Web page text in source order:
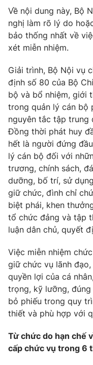
Về nội dung này, Bộ
nghị làm rõ lý do
bảo thống nhất về
xét miễn nhiệm.
Giải trình, Bộ Nội vụ
định số 80 của Bộ
bộ và bổ nhiệm, giới
trong quản lý cán bộ
nguyên tắc tập trung
Đồng thời phát huy
hết là người đứng
lý cán bộ đối với
trương, chính sách,
dưỡng, bố trí, sử
giữ chức, đình chỉ
biệt phái, khen
tổ chức đảng và tập
luận dân chủ, quyết
Việc miễn nhiệm
giữ chức vụ lãnh
quyền lợi của cá
trọng, kỹ lưỡng,
bỏ phiếu trong quy
thiết và phù hợp với
Từ chức do hạn chế
cấp chức vụ trong 6